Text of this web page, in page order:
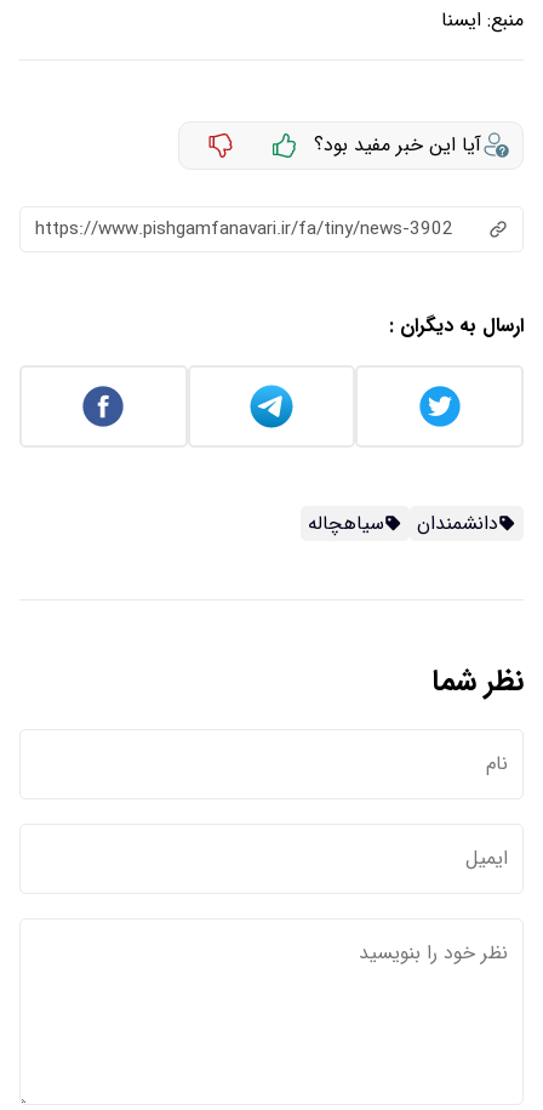
منبع: ايسنا
آیا این خبر مفید بود؟
https://www.pishgamfanavari.ir/fa/tiny/news-3902
ارسال به دیگران :
دانشمندان سیاهچاله
نظر شما